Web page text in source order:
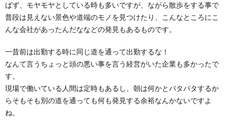
ばず、モヤモヤとしている時も多いですが、ながら散歩をする事で
普段は見えない景色や道端のモノを見つけたり、こんなところにこ
んな会社があったんだななどの発見もあるものです。
一昔前は出勤する時に同じ道を通って出勤するな！
なんて言うちょっと頭の悪い事を言う経営がいた企業も多かったで
す。
現場で働いている人間は定時もあるし、朝は何かとバタバタするか
らそもそも別の道を通っても何も発見する余裕なんかないですよ
ね。